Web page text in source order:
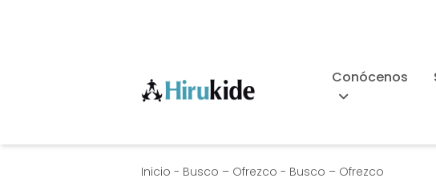
Conócenos
Inicio - Busco – Ofrezco - Busco – Ofrezco